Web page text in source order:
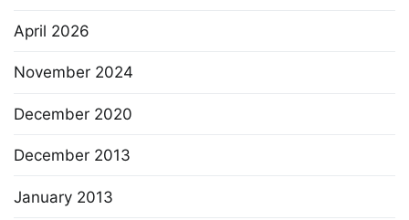
April 2026
November 2024
December 2020
December 2013
January 2013